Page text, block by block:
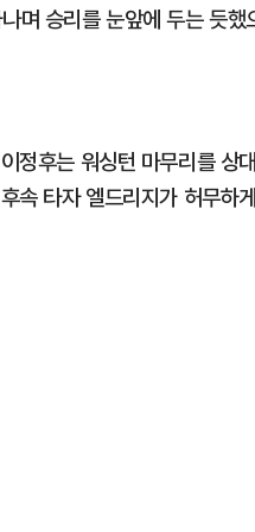
며 승리를 눈앞에 두는 듯
정후는 워싱턴 마무리를 상
속 타자 엘드리지가 허무하